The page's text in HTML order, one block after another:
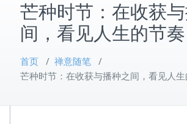
芒种时节：在收获
间，看见人生的节奏
首页 / 禅意随笔 /
芒种时节：在收获与播种之间，看见人生